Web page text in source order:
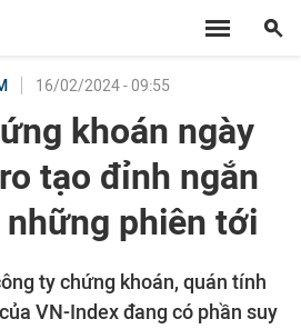
16/02/2024 - 09:55
khoán ngày
tạo đỉnh ngắn
phiên tới
ty chứng khoán, quán tính
VN-Index đang có phần suy